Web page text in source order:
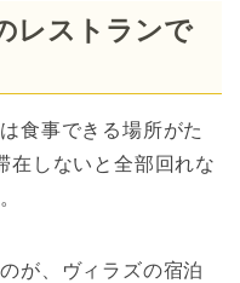
レストランで
食事できる場所がた
在しないと全部回れな
が、ヴィラズの宿泊